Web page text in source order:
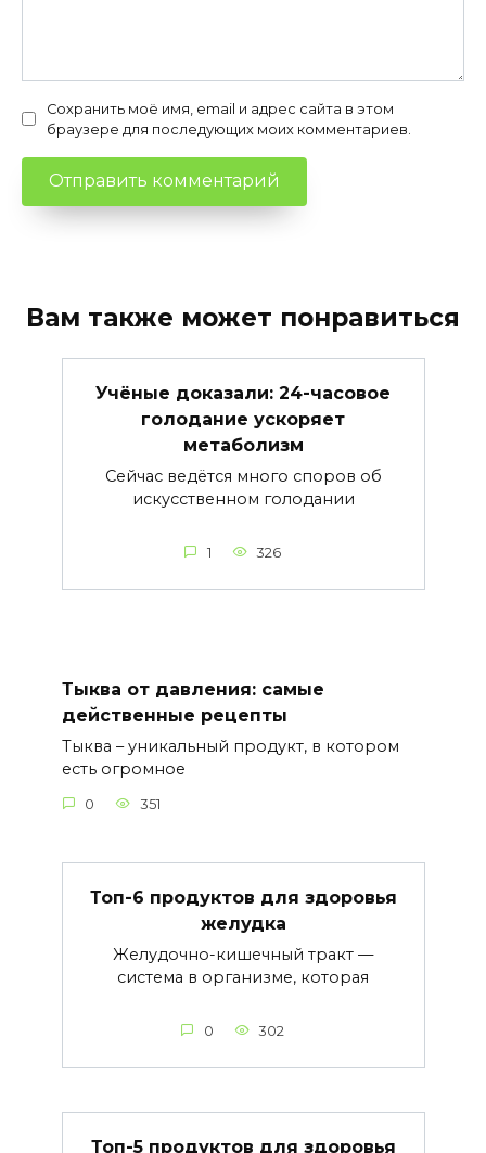
Сохранить моё имя, email и адрес сайта в этом
браузере для последующих моих комментариев.
Вам также может понравиться
Учёные доказали: 24-часовое
голодание ускоряет
метаболизм
Сейчас ведётся много споров об
искусственном голодании
1 326
Тыква от давления: самые
действенные рецепты
Тыква – уникальный продукт, в котором
есть огромное
0 351
Топ-6 продуктов для здоровья
желудка
Желудочно-кишечный тракт —
система в организме, которая
0 302
Топ-5 продуктов для здоровья